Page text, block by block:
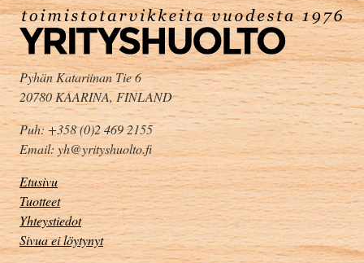
Pyhän Katariinan Tie 6
20780 KAARINA, FINLAND
Puh: +358 (0)2 469 2155
Email: yh@yrityshuolto.fi
Etusivu
Tuotteet
Yhteystiedot
Sivua ei löytynyt